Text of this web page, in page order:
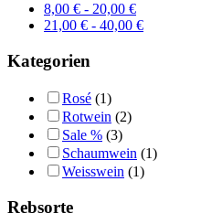
8,00 € - 20,00 €
21,00 € - 40,00 €
Kategorien
Rosé (1)
Rotwein (2)
Sale % (3)
Schaumwein (1)
Weisswein (1)
Rebsorte